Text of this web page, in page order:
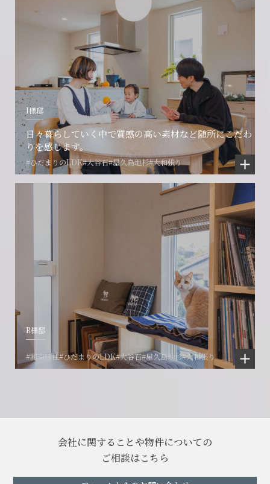
I様邸
日々暮らしていく中で質感の高い素材など随所にこだわ
りを感じます。
#ひだまりのLDK#大谷石#屋久島地杉#大和張り
R様邸
#湘南移住#ひだまりのLDK#大谷石#屋久島地杉#大和張り
会社に関することや物件についての
ご相談はこちら